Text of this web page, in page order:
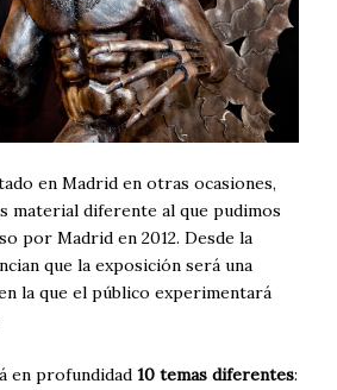
en Madrid en otras ocasiones,
material diferente al que pudimos
por Madrid en 2012. Desde la
que la exposición será una
la que el público experimentará
en profundidad 10 temas diferentes: